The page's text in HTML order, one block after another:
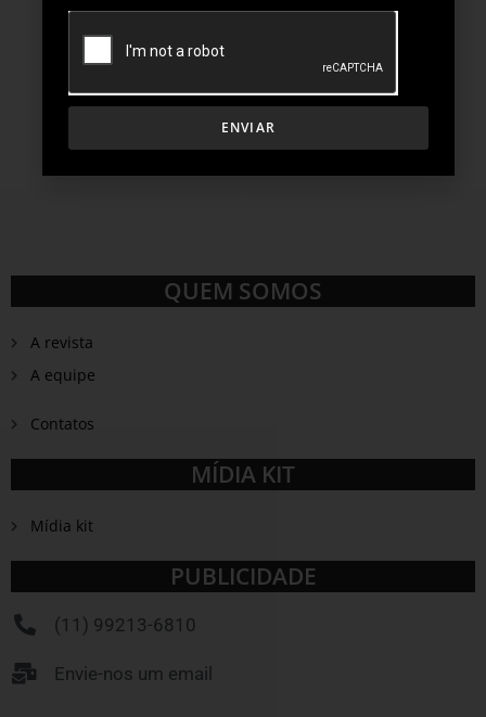
QUEM SOMOS
A revista
A equipe
Contatos
MÍDIA KIT
Mídia kit
PUBLICIDADE
(11) 99213-6810
Envie-nos um email
ENVIAR